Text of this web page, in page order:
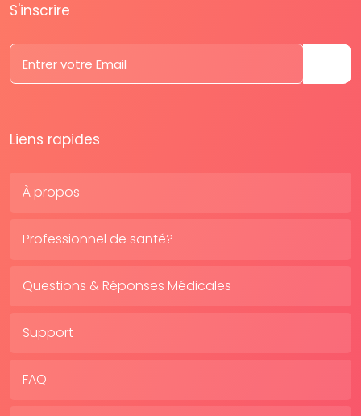
S'inscrire
Liens rapides
À propos
Professionnel de santé?
Questions & Réponses Médicales
Support
FAQ